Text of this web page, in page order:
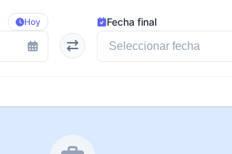
Hoy Fecha final